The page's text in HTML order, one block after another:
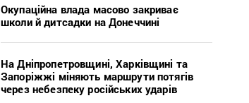
Окупаційна влада масово закриває
школи й дитсадки на Донеччині
На Дніпропетровщині, Харківщині та
Запоріжжі міняють маршрути потягів
через небезпеку російських ударів